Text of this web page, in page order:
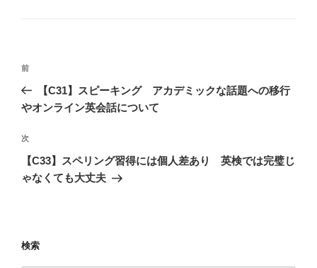
稿
ナ
ビ
ー
ョ
ン
前
の
投
前
【C31】スピーキング アカデミックな話題への移行
やオンライン英会話について
次
の
投
次
【C33】スペリング習得には個人差あり 英検では完璧じ
ゃなくても大丈夫
検索